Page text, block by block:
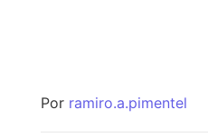
Por ramiro.a.pimentel